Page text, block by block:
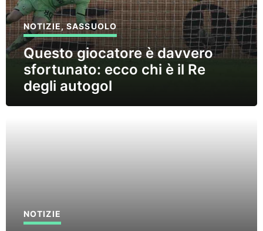
NOTIZIE,SASSUOLO
Questo giocatore è davvero
sfortunato: ecco chi è il Re
degli autogol
NOTIZIE